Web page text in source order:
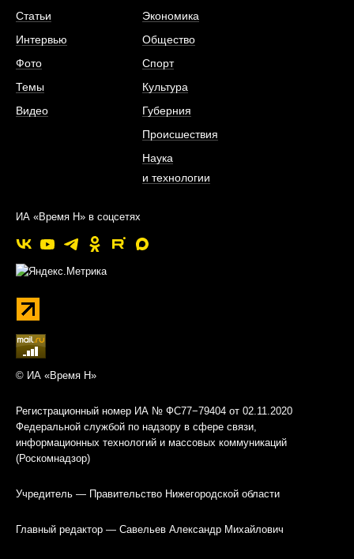
Статьи
Интервью
Фото
Темы
Видео
Экономика
Общество
Спорт
Культура
Губерния
Происшествия
Наука
и технологии
ИА «Время Н» в соцсетях
© ИА «Время Н»
Регистрационный номер ИА № ФС77−79404 от 02.11.2020
Федеральной службой по надзору в сфере связи,
информационных технологий и массовых коммуникаций
(Роскомнадзор)
Учредитель — Правительство Нижегородской области
Главный редактор — Савельев Александр Михайлович